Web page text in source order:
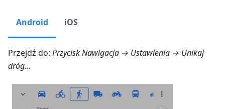
Android iOS
Przejdź do: Przycisk Nawigacja → Ustawienia → Unikaj
dróg...